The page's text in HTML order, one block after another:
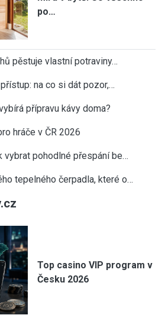
po…
pěstuje vlastní potraviny…
na co si dát pozor,…
přípravu kávy doma?
hráče v ČR 2026
vybrat pohodlné přespání be…
tepelného čerpadla, které o…
Top casino VIP program v
Česku 2026